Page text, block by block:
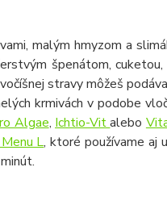
malým hmyzom a
špenátom,
stravy môžeš
krmivách v podobe
Algae, Ichtio-Vitalebo
L, ktoré používame aj